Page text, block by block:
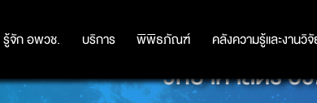
รู้จัก อพวช. บริการ พิพิธภัณฑ์ คลังความรู้และงานวิ
รู้จัก อพวช. บริการ พิพิธภัณฑ์ คลังความรู้และงานวิ
างแรงบันดาลใจวิทย์ฯ เฉลิมพ
วิทยาศาสตร์ อ